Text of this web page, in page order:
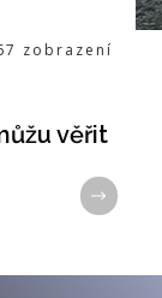
zobrazení
věřit